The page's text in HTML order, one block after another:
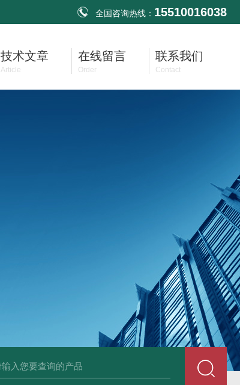
全国咨询热线： 15510016038
技术文章
Article
在线留言
Order
联系我们
Contact
PAV320-1.3 （with LAN）KIKUSUI菊水直流电源-故障快